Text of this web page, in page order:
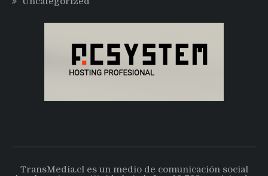
TransMedia.cl es un medio de comunicación social